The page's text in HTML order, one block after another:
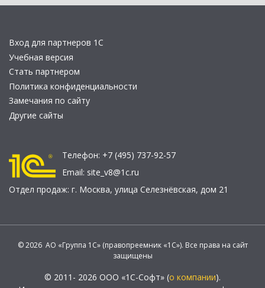
Вход для партнеров 1С
Учебная версия
Стать партнером
Политика конфиденциальности
Замечания по сайту
Другие сайты
Телефон: +7 (495) 737-92-57
Email: site_v8@1c.ru
Отдел продаж: г. Москва, улица Селезнёвская, дом 21
© 2026 АО «Группа 1С» (правопреемник «1С»). Все права на сайт
защищены
© 2011- 2026 ООО «1С-Софт» (о компании).